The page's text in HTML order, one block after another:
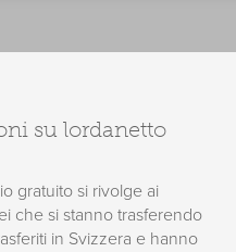
su lordanetto
gratuito si rivolge ai
che si stanno trasferendo
in Svizzera e hanno